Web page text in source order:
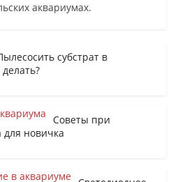
аквариумах.
субстрат в
Советы при
для новичка